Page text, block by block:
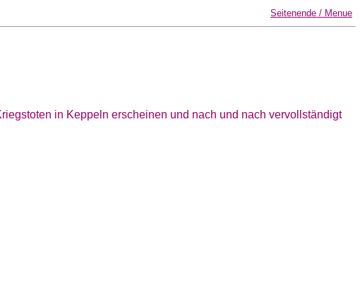
Seitenende / Menue
in Keppeln erscheinen und nach und nach vervollständigt